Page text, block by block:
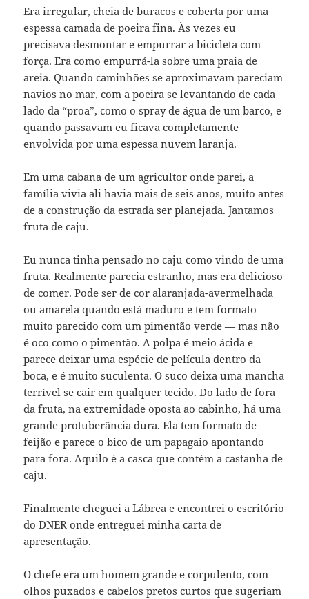
Era irregular, cheia de buracos e coberta por uma
espessa camada de poeira fina. Às vezes eu
precisava desmontar e empurrar a bicicleta com
força. Era como empurrá-la sobre uma praia de
areia. Quando caminhões se aproximavam pareciam
navios no mar, com a poeira se levantando de cada
lado da “proa”, como o spray de água de um barco, e
quando passavam eu ficava completamente
envolvida por uma espessa nuvem laranja.
Em uma cabana de um agricultor onde parei, a
família vivia ali havia mais de seis anos, muito antes
de a construção da estrada ser planejada. Jantamos
fruta de caju.
Eu nunca tinha pensado no caju como vindo de uma
fruta. Realmente parecia estranho, mas era delicioso
de comer. Pode ser de cor alaranjada-avermelhada
ou amarela quando está maduro e tem formato
muito parecido com um pimentão verde — mas não
é oco como o pimentão. A polpa é meio ácida e
parece deixar uma espécie de película dentro da
boca, e é muito suculenta. O suco deixa uma mancha
terrível se cair em qualquer tecido. Do lado de fora
da fruta, na extremidade oposta ao cabinho, há uma
grande protuberância dura. Ela tem formato de
feijão e parece o bico de um papagaio apontando
para fora. Aquilo é a casca que contém a castanha de
caju.
Finalmente cheguei a Lábrea e encontrei o escritório
do DNER onde entreguei minha carta de
apresentação.
O chefe era um homem grande e corpulento, com
olhos puxados e cabelos pretos curtos que sugeriam